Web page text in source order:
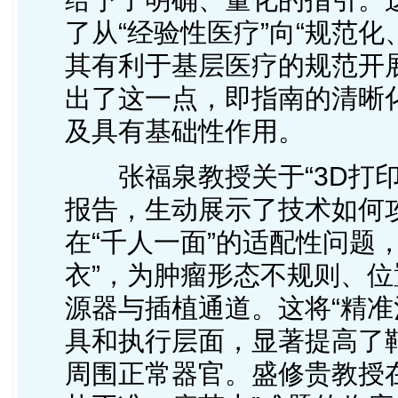
了从“经验性医疗”向“规范
其有利于基层医疗的规范开
出了这一点，即指南的清
及具有基础性作用。
张福泉教授关于“3D打印
报告，生动展示了技术如何
在“千人一面”的适配性问题
衣”，为肿瘤形态不规则、
源器与插植通道。这将“精
具和执行层面，显著提高了
周围正常器官。盛修贵教授